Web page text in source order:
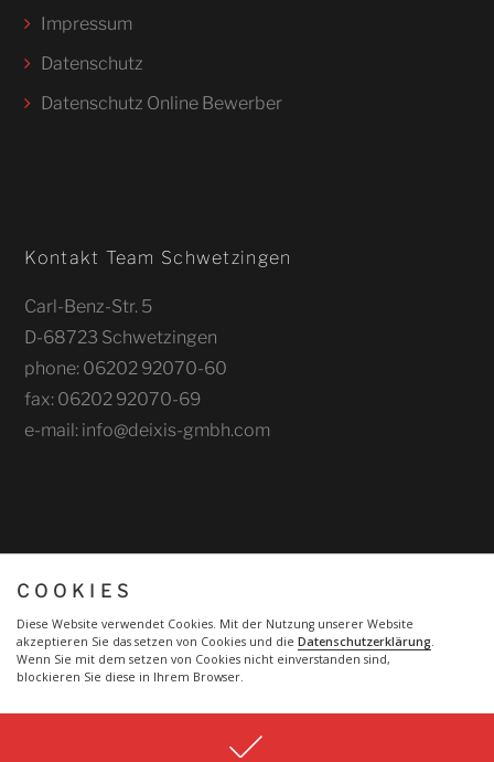
COOKIES
Diese Website verwendet Cookies. Mit der Nutzung unserer Website
akzeptieren Sie das setzen von Cookies und die Datenschutzerklärung.
Wenn Sie mit dem setzen von Cookies nicht einverstanden sind,
blockieren Sie diese in Ihrem Browser.
Impressum
Datenschutz
Datenschutz Online Bewerber
Kontakt Team Schwetzingen
Carl-Benz-Str. 5
D-68723 Schwetzingen
phone: 06202 92070-60
fax: 06202 92070-69
e-mail: info@deixis-gmbh.com
in Schwetzingen